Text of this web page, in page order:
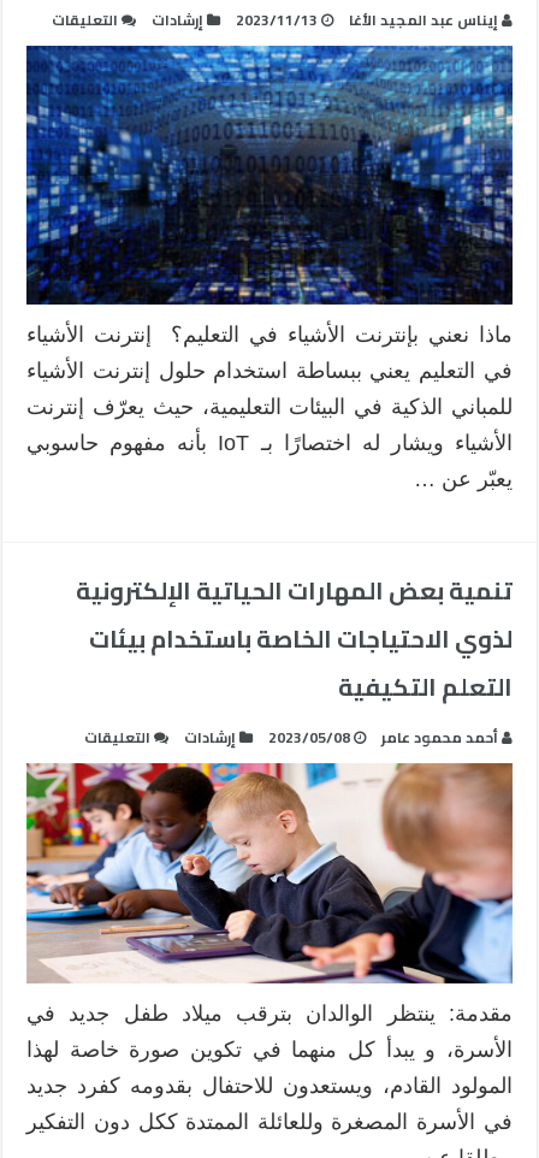
إيناس عبد المجيد الأغا 2023/11/13 إرشادات التعليقات
الثورة
الرابعة
في
التعليم
الرقمي
4.0
مغلقة
ماذا نعني بإنترنت الأشياء في التعليم؟ إنترنت الأشياء
في التعليم يعني ببساطة استخدام حلول إنترنت الأشياء
للمباني الذكية في البيئات التعليمية، حيث يعرّف إنترنت
الأشياء ويشار له اختصارًا بـ IoT بأنه مفهوم حاسوبي
يعبّر عن …
تنمية بعض المهارات الحياتية الإلكترونية
لذوي الاحتياجات الخاصة باستخدام بيئات
التعلم التكيفية
أحمد محمود عامر 2023/05/08 إرشادات التعليقات
تنمية
بعض
المهارات
الحياتية
الإلكترونية
لذوي
الاحتياجات
الخاصة
باستخدام
بيئات
التعلم
التكيفية
مغلقة
مقدمة: ينتظر الوالدان بترقب ميلاد طفل جديد في
الأسرة، و يبدأ كل منهما في تكوين صورة خاصة لهذا
المولود القادم، ويستعدون للاحتفال بقدومه كفرد جديد
في الأسرة المصغرة وللعائلة الممتدة ككل دون التفكير